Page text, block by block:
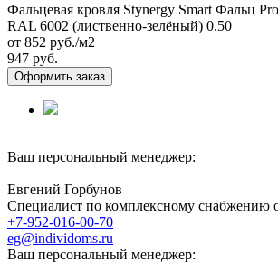
Фальцевая кровля Stynergy Smart Фальц
RAL 6002 (лиственно-зелёный) 0.50
от 852 руб./м2
947 руб.
Оформить заказ
Ваш персональный менеджер:
Евгений Горбунов
Специалист по комплексному снабжению
+7-952-016-00-70
eg@individoms.ru
Ваш персональный менеджер: